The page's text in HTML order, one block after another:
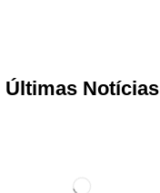
Últimas Notícias